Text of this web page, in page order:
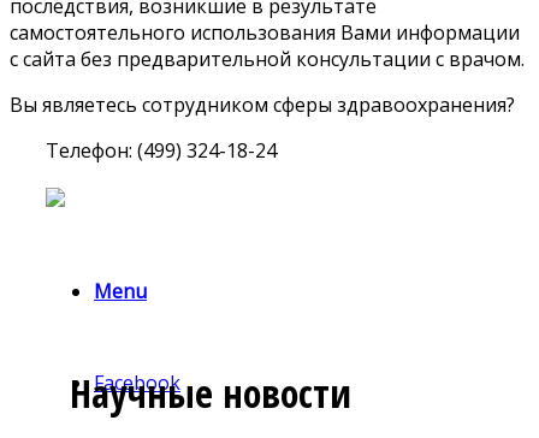
последствия, возникшие в результате
самостоятельного использования Вами информации
с сайта без предварительной консультации с врачом.
Вы являетесь сотрудником сферы здравоохранения?
Телефон: (499) 324-18-24
Menu
Facebook
Научные новости